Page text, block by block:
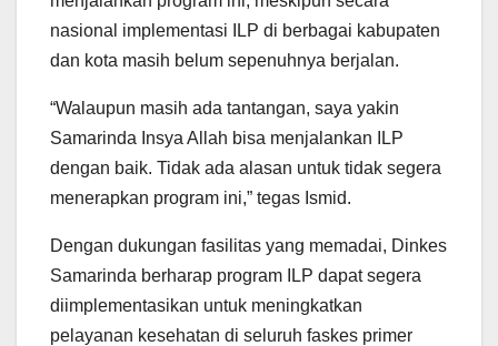
nasional implementasi ILP di berbagai kabupaten
dan kota masih belum sepenuhnya berjalan.
“Walaupun masih ada tantangan, saya yakin
Samarinda Insya Allah bisa menjalankan ILP
dengan baik. Tidak ada alasan untuk tidak segera
menerapkan program ini,” tegas Ismid.
Dengan dukungan fasilitas yang memadai, Dinkes
Samarinda berharap program ILP dapat segera
diimplementasikan untuk meningkatkan
pelayanan kesehatan di seluruh faskes primer